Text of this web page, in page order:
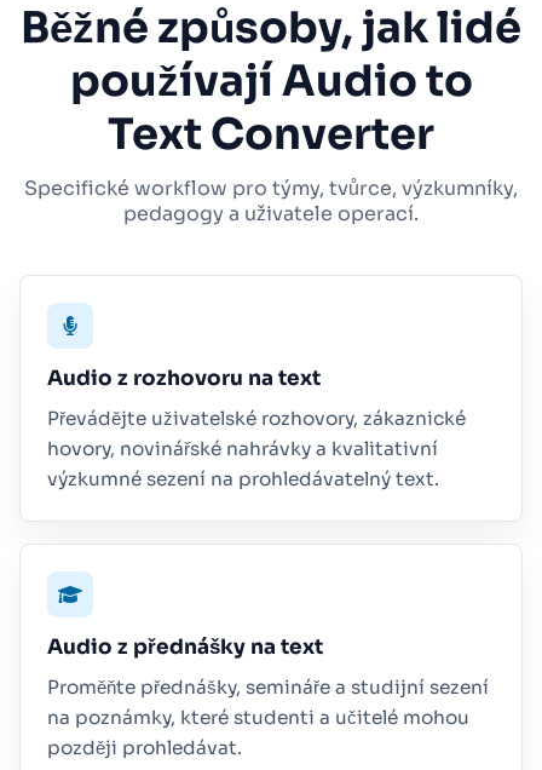
Běžné způsoby, jak lidé
používají Audio to
Text Converter
Specifické workflow pro týmy, tvůrce, výzkumníky,
pedagogy a uživatele operací.
Audio z rozhovoru na text
Převádějte uživatelské rozhovory, zákaznické
hovory, novinářské nahrávky a kvalitativní
výzkumné sezení na prohledávatelný text.
Audio z přednášky na text
Proměňte přednášky, semináře a studijní sezení
na poznámky, které studenti a učitelé mohou
později prohledávat.